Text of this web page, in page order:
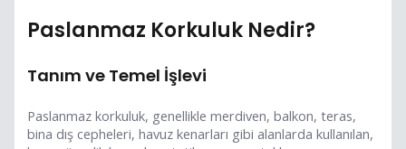
Paslanmaz Korkuluk Nedir?
Tanım ve Temel İşlevi
Paslanmaz korkuluk, genellikle merdiven, balkon, teras,
bina dış cepheleri, havuz kenarları gibi alanlarda kullanılan,